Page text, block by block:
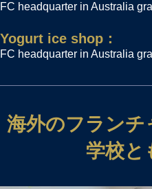
FC headquarter in Australia
Yogurt ice shop：
FC headquarter in Australia
海外のフランチ
学校と